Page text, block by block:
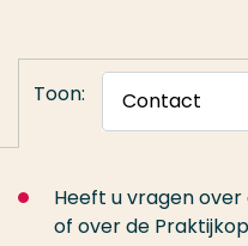
Toon:
Heeft u vragen over
of over de